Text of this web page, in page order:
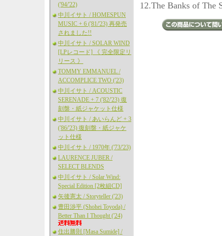
('94/'22)
中川イサト / HOMESPUN
MUSIC + 6 ('81/'23) 再発売
されました!!
中川イサト / SOLAR WIND
[LPレコード] 《 完全限定リ
リース 》
TOMMY EMMANUEL /
ACCOMPLICE TWO ('23)
中川イサト / ACOUSTIC
SERENADE + 7 ('82/'23) 復
刻盤・紙ジャケット仕様
中川イサト / あいらんど + 3
('86/'23) 復刻盤・紙ジャケ
ット仕様
中川イサト / 1970年 ('73/'23)
LAURENCE JUBER /
SELECT BLENDS
中川イサト / Solar Wind:
Special Edition [2枚組CD]
矢後憲太 / Storyteller ('23)
豊田渉平 (Shohei Toyoda) /
Better Than I Thought ('24)
住出勝則 [Masa Sumide] /
12.The Banks of The